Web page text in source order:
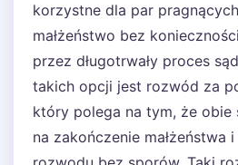
korzystne dla par
małżeństwo bez
przez długotrwały proces
takich opcji jest rozwód za
który polega na tym, że obie
na zakończenie małżeństwa